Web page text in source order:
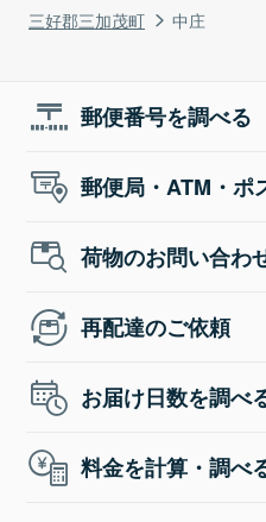
三好郡三加茂町
中庄
郵便番号を調べる
郵便局・ATM・ポ
荷物のお問い合わ
再配達のご依頼
お届け日数を調べ
料金を計算・調べ